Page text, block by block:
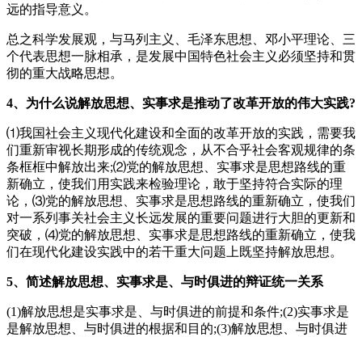
远的指导意义。
总之科学发展观，与马列主义、毛泽东思想、邓小平理论、三
个代表思想一脉相承，是发展中国特色社会主义必须坚持和贯
彻的重大战略思想。
4、为什么说解放思想、实事求是推动了改革开放的伟大实践?
⑴我国社会主义现代化建设和全面的改革开放的实践，需要我
们重新审视长期形成的传统观念，从不合乎社会客观规律的条
条框框中解放出来;⑵党的解放思想、实事求是思想路线的重
新确立，使我们用实践来检验理论，敢于坚持符合实际的理
论，⑶党的解放思想、实事求是思想路线的重新确立，使我们
对一系列事关社会主义长远发展的重要问题进行大胆的更新和
突破，⑷党的解放思想、实事求是思想路线的重新确立，使我
们在现代化建设实践中的若干重大问题上既坚持解放思想。
5、简述解放思想、实事求是、与时俱进的辩证统一关系
(1)解放思想是实事求是、与时俱进的前提和条件;(2)实事求是
是解放思想、与时俱进的根据和目的;(3)解放思想、与时俱进